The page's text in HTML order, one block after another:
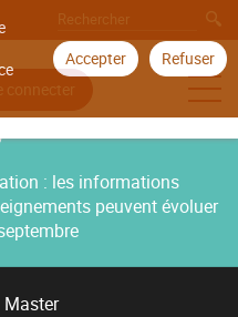
Accepter Refuser
connecter
: les informations
peuvent évoluer
Master